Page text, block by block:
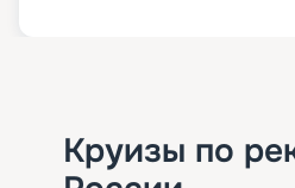
Круизы по